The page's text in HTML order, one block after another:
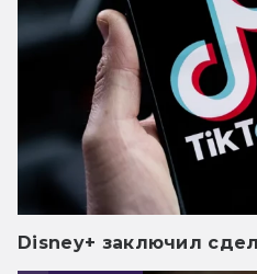
Disney+ заключил